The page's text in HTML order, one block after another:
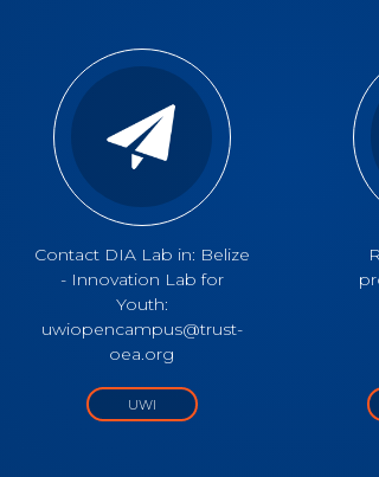
Contact DIA Lab in: Belize
- Innovation Lab for
Youth:
uwiopencampus@trust-
oea.org
UWI